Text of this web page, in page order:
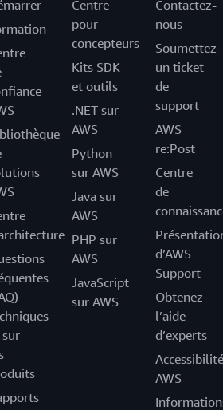
Centre
pour
concepteurs
Kits SDK
et outils
.NET sur
AWS
Python
sur AWS
Java sur
AWS
PHP sur
AWS
JavaScript
sur AWS
Contactez-
nous
Soumettez
un ticket
de
support
AWS
re:Post
Centre
de
d’AWS
Support
Obtenez
l’aide
d’experts
Accessibilité
AWS